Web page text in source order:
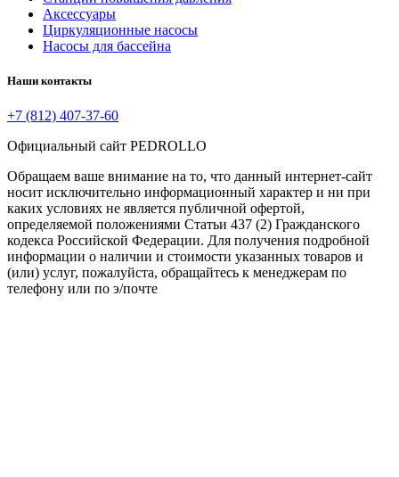
Аксессуары
Циркуляционные насосы
Насосы для бассейна
Наши контакты
+7 (812) 407-37-60
Официальный сайт PEDROLLO
Обращаем ваше внимание на то, что данный интернет-сайт
носит исключительно информационный характер и ни при
каких условиях не является публичной офертой,
определяемой положениями Статьи 437 (2) Гражданского
кодекса Российской Федерации. Для получения подробной
информации о наличии и стоимости указанных товаров и
(или) услуг, пожалуйста, обращайтесь к менеджерам по
телефону или по э/почте